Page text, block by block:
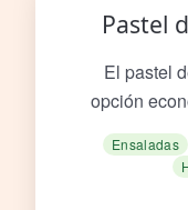
Pastel
El pastel
opción
Ensaladas